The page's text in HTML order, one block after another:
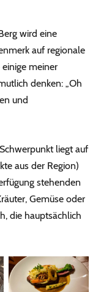
wird eine
auf regionale
meiner
denken: „Oh
und
liegt auf
aus der Region)
stehenden
Gemüse oder
die hauptsächlich